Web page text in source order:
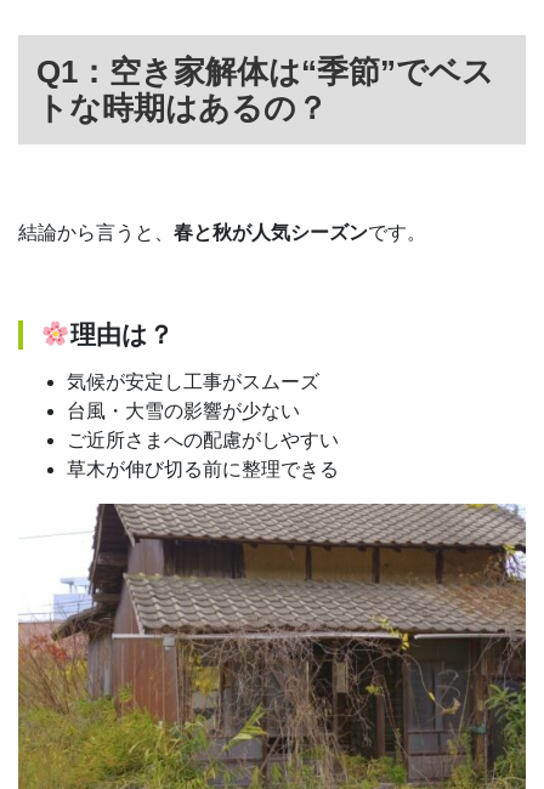
Q1：空き家解体は“季節”でベス
トな時期はあるの？
結論から言うと、 春と秋が人気シーズンです。
理由は？
気候が安定し工事がスムーズ
台風・大雪の影響が少ない
ご近所さまへの配慮がしやすい
草木が伸び切る前に整理できる